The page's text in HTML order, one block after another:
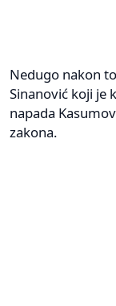
Nedugo nakon
Sinanović koji je
napada
zakona.